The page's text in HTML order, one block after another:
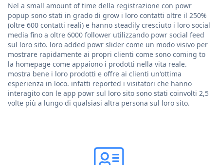
Nel a small amount of time della registrazione con powr
popup sono stati in grado di grow i loro contatti oltre il 250%
(oltre 600 contatti reali) e hanno steadily cresciuto i loro social
media fino a oltre 6000 follower utilizzando powr social feed
sul loro sito. loro added powr slider come un modo visivo per
mostrare rapidamente ai propri clienti come sono coming to
la homepage come appaiono i prodotti nella vita reale.
mostra bene i loro prodotti e offre ai clienti un'ottima
esperienza in loco. infatti reported i visitatori che hanno
interagito con le app powr sul loro sito sono stati coinvolti 2,5
volte più a lungo di qualsiasi altra persona sul loro sito.